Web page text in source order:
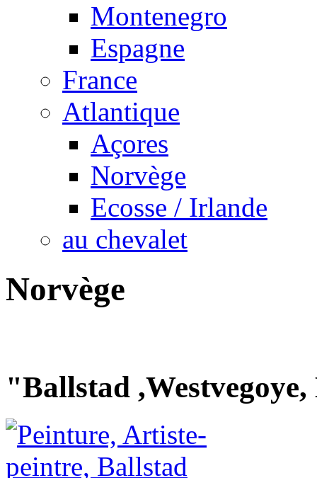
Montenegro
Espagne
France
Atlantique
Açores
Norvège
Ecosse / Irlande
au chevalet
Norvège
"Ballstad